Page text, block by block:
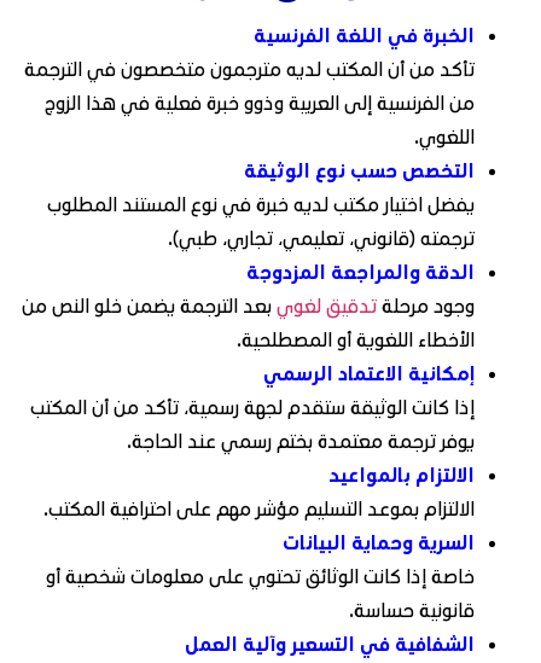
الخبرة في اللغة الفرنسية
تأكد من أن المكتب لديه مترجمون متخصصون في الترجمة
من الفرنسية إلى العربية وذوو خبرة فعلية في هذا الزوج
اللغوي.
التخصص حسب نوع الوثيقة
يفضل اختيار مكتب لديه خبرة في نوع المستند المطلوب
ترجمته (قانوني، تعليمي، تجاري، طبي).
الدقة والمراجعة المزدوجة
وجود مرحلة تدقيق لغوي بعد الترجمة يضمن خلو النص من
الأخطاء اللغوية أو المصطلحية.
إمكانية الاعتماد الرسمي
إذا كانت الوثيقة ستقدم لجهة رسمية، تأكد من أن المكتب
يوفر ترجمة معتمدة بختم رسمي عند الحاجة.
الالتزام بالمواعيد
الالتزام بموعد التسليم مؤشر مهم على احترافية المكتب.
السرية وحماية البيانات
خاصة إذا كانت الوثائق تحتوي على معلومات شخصية أو
قانونية حساسة.
الشفافية في التسعير وآلية العمل